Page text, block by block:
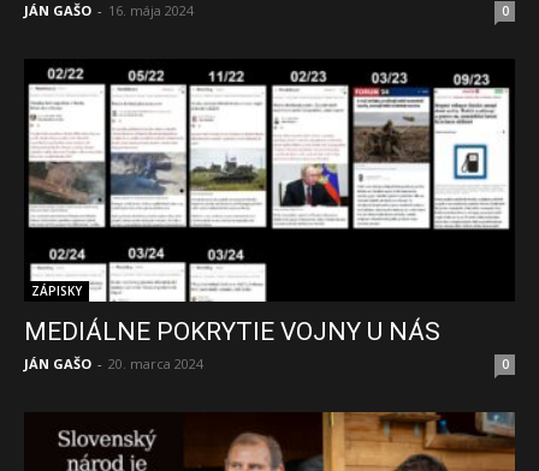
JÁN GAŠO - 16. mája 2024 0
ZÁPISKY
MEDIÁLNE POKRYTIE VOJNY U NÁS
JÁN GAŠO - 20. marca 2024 0